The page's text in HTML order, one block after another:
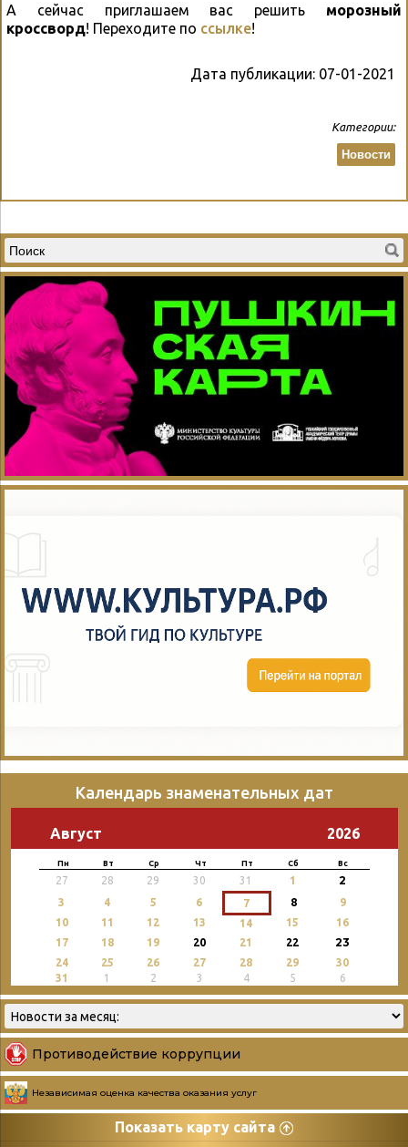
А сейчас приглашаем вас решить морозный
кроссворд! Переходите по ссылке!
Дата публикации: 07-01-2021
Категории:
Новости
Календарь знаменательных дат
Август 2026
Пн Вт Ср Чт Пт Сб Вс
27 28 29 30 31 1 2
3 4 5 6 7 8
9
10
11 12 13 14 15
16
17
18 19 20 21 22 23
24 25 26 27 28 29
30
31
1 2 3 4 5 6
Противодействие коррупции
Независимая оценка качества оказания услуг
Показать карту сайта